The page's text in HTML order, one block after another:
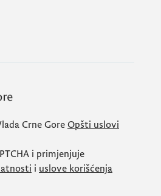
Crne Gore Opšti uslovi
i primjenjuje
i uslove korišćenja